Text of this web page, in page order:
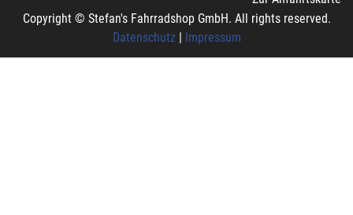
Copyright © Stefan's Fahrradshop GmbH. All rights reserved.
Datenschutz| Impressum